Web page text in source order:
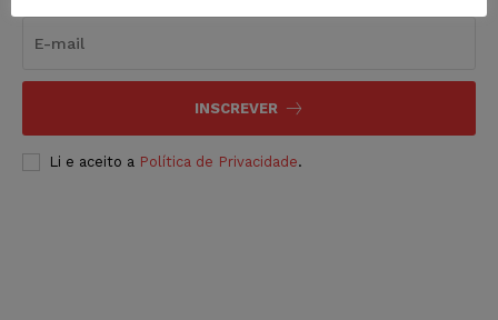
INSCREVER
Li e aceito a Política de Privacidade.